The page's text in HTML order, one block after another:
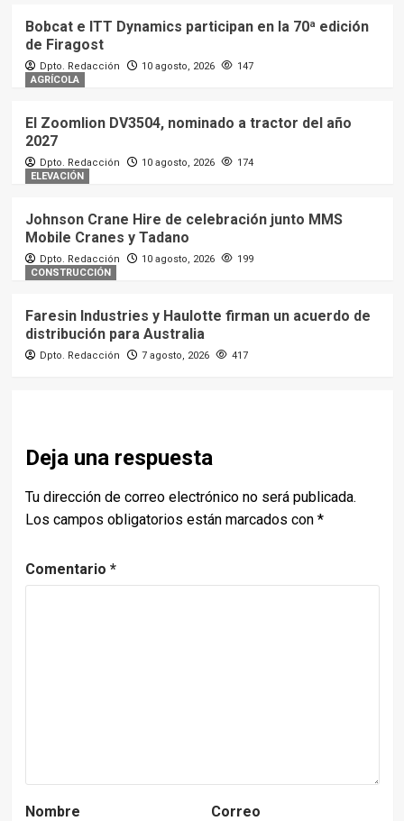
Bobcat e ITT Dynamics participan en la 70ª edición
de Firagost
Dpto. Redacción 10 agosto, 2026
147
AGRÍCOLA
El Zoomlion DV3504, nominado a tractor del año
2027
Dpto. Redacción 10 agosto, 2026
174
ELEVACIÓN
Johnson Crane Hire de celebración junto MMS
Mobile Cranes y Tadano
Dpto. Redacción 10 agosto, 2026
199
CONSTRUCCIÓN
Faresin Industries y Haulotte firman un acuerdo de
distribución para Australia
Dpto. Redacción 7 agosto, 2026 417
Deja una respuesta
Tu dirección de correo electrónico no será publicada.
Los campos obligatorios están marcados con *
Comentario *
Nombre
Correo